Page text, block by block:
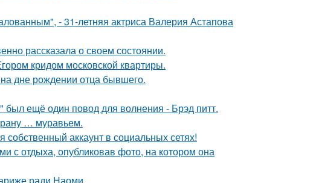
- 31-летняя актриса Валерия Астапова
рассказала о своем состоянии.
кридом московской квартиры.
дне рождении отца бывшего.
ещё один повод для волнения - Брэд питт.
рану … муравьем.
аккаунт в социальных сетях!
с отдыха, опубликовав фото, на котором она